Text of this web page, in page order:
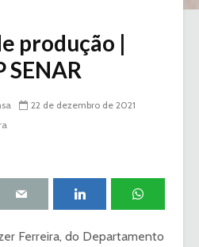
produção |
SENAR
22 de dezembro de 2021
Ferreira, do Departamento